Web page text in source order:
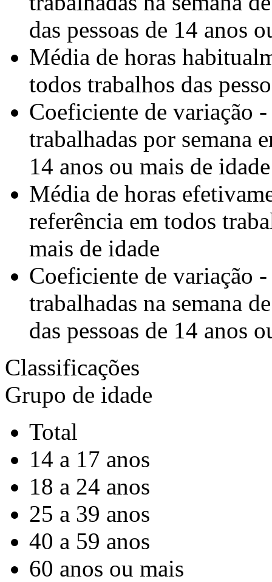
das pessoas de 14 anos
Média de horas
todos trabalhos das
Coeficiente de variação
trabalhadas por semana
14 anos ou mais de idade
Média de horas
referência em todos
mais de idade
Coeficiente de variação
trabalhadas na semana
das pessoas de 14 anos
Classificações
Grupo de idade
Total
14 a 17 anos
18 a 24 anos
25 a 39 anos
40 a 59 anos
60 anos ou mais